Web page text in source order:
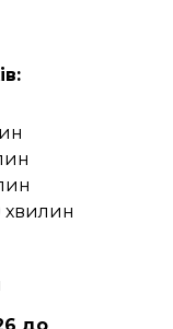
хвилин